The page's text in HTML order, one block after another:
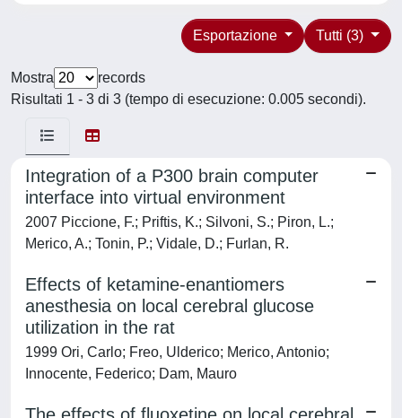
Tutti (3)
Esportazione
Mostra
records
Risultati 1 - 3 di 3 (tempo di esecuzione: 0.005 secondi).
Integration of a P300 brain computer
interface into virtual environment
2007 Piccione, F.; Priftis, K.; Silvoni, S.; Piron, L.;
Merico, A.; Tonin, P.; Vidale, D.; Furlan, R.
Effects of ketamine-enantiomers
anesthesia on local cerebral glucose
utilization in the rat
1999 Ori, Carlo; Freo, Ulderico; Merico, Antonio;
Innocente, Federico; Dam, Mauro